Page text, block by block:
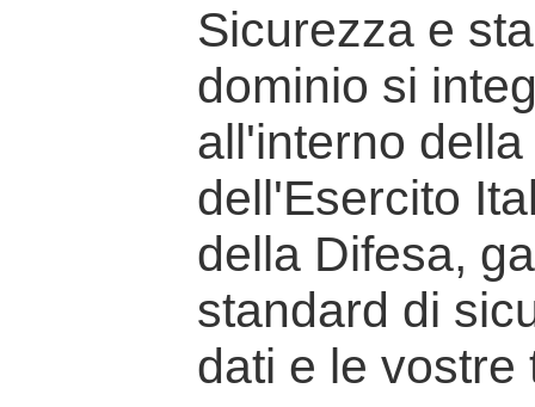
Sicurezza e
dominio si
all'interno
dell'Esercito
della Difesa,
standard di
dati e le vostre